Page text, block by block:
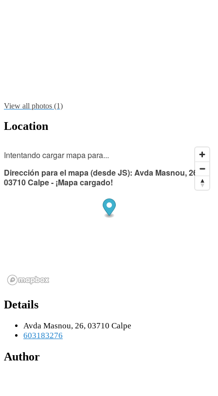
View all photos (1)
Location
Intentando cargar mapa para...
Dirección para el mapa (desde JS): Avda Masnou, 26,
03710 Calpe - ¡Mapa cargado!
Details
Avda Masnou, 26, 03710 Calpe
603183276
Author